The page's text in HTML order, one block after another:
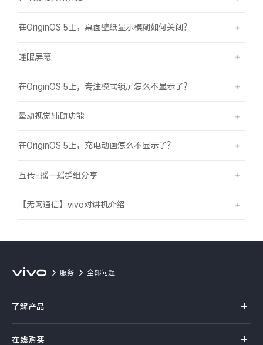
在OriginOS 5上，桌面壁纸显示模糊如何关闭？
睡眠屏幕
在OriginOS 5上，专注模式锁屏怎么不显示了？
晕动视觉辅助功能
在OriginOS 5上，充电动画怎么不显示了？
互传-摇一摇群组分享
【无网通信】vivo对讲机介绍
服务 全部问题
了解产品
在线购买